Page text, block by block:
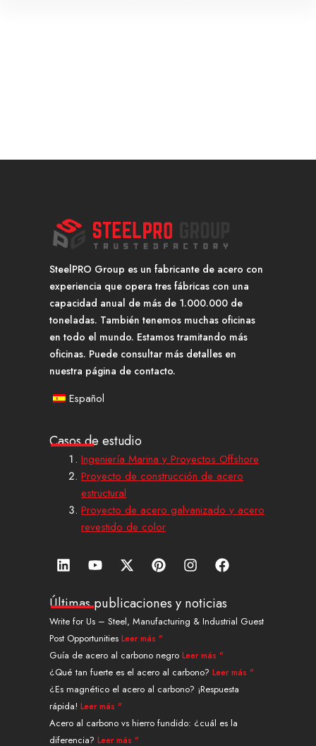
SteelPRO Group es un fabricante de acero con
experiencia que opera tres fábricas con una
capacidad anual de más de 1.000.000 de
toneladas. También tenemos muchas oficinas
en todo el mundo. Estamos tramitando más
oficinas. Puede consultar más detalles en
nuestra página de contacto.
Español
Casos de estudio
Ingeniería Marina y Proyectos Offshore
Proyecto de construcción de acero
estructural
Proyecto de acero galvanizado y acero
revestido de color
L
i
k
e
d
i
n
Y
o
t
u
b
e
X
-
w
i
t
t
e
r
P
i
t
e
r
e
s
t
I
n
t
a
g
a
m
F
a
e
b
o
k
Últimas publicaciones y noticias
Write for Us – Steel, Manufacturing & Industrial Guest
Post Opportunities Leer más "
Guía de acero al carbono negro Leer más "
¿Qué tan fuerte es el acero al carbono? Leer más "
¿Es magnético el acero al carbono? ¡Respuesta
rápida! Leer más "
Acero al carbono vs hierro fundido: ¿cuál es la
diferencia? Leer más "